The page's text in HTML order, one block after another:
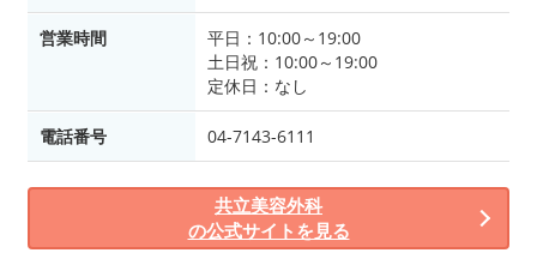
営業時間
平日：10:00～19:00
土日祝：10:00～19:00
定休日：なし
電話番号 04-7143-6111
共立美容外科
の公式サイトを見る